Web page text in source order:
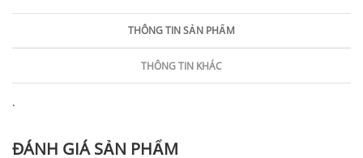
THÔNG TIN SẢN PHẨM
THÔNG TIN KHÁC
.
ĐÁNH GIÁ SẢN PHẨM